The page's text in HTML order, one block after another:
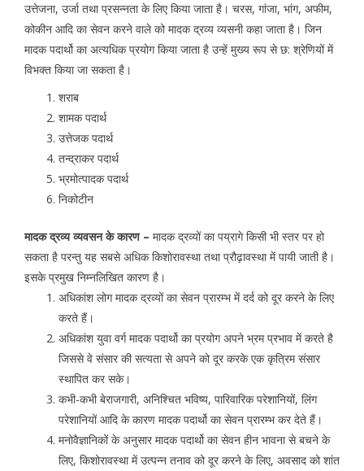
उत्तेजना, उर्जा तथा प्रसन्नता के लिए किया जाता है। चरस, गांजा, भांग, अफीम,
कोकीन आदि का सेवन करने वाले को मादक द्रव्य व्यसनी कहा जाता है। जिन
मादक पदार्थो का अत्यधिक प्रयोग किया जाता है उन्हें मुख्य रूप से छ: श्रेणियों में
विभक्त किया जा सकता है।
शराब
शामक पदार्थ
उत्तेजक पदार्थ
तन्द्राकर पदार्थ
भ्रमोत्पादक पदार्थ
निकोटीन
मादक द्रव्य व्यवसन के कारण – मादक द्रव्यों का पय्रागे किसी भी स्तर पर हो
सकता है परन्तु यह सबसे अधिक किशोरावस्था तथा प्रौढ़ावस्था में पायी जाती है।
इसके प्रमुख निम्नलिखित कारण है।
अधिकांश लोग मादक द्रव्यों का सेवन प्रारम्भ में दर्द को दूर करने के लिए
करते हैं।
अधिकांश युवा वर्ग मादक पदार्थो का प्रयोग अपने भ्रम प्रभाव में करते है
जिससे वे संसार की सत्यता से अपने को दूर करके एक कृत्रिम संसार
स्थापित कर सके।
कभी-कभी बेराजगारी, अनिश्चित भविष्य, पारिवारिक परेशानियों, लिंग
परेशानियों आदि के कारण मादक पदार्थो का सेवन प्रारम्भ कर देते हैं।
मनोवैज्ञानिकों के अनुसार मादक पदार्थो का सेवन हीन भावना से बचने के
लिए, किशोरावस्था में उत्पन्न तनाव को दूर करने के लिए, अवसाद को शांत